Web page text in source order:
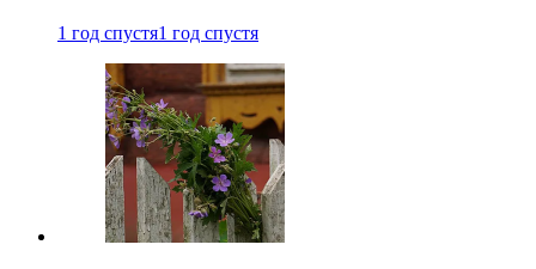
1 год спустя1 год спустя